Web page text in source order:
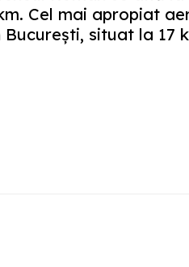
Cel mai apropiat
situat la 17